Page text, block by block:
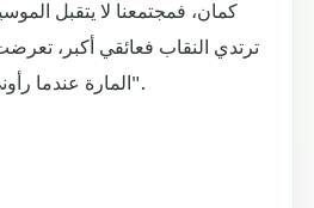
كمان، فمجتمعنا لا يتقبل
ترتدي النقاب فعائقي أكبر،
المارة عندما رأوني حاملة لحقيبة الكمان".